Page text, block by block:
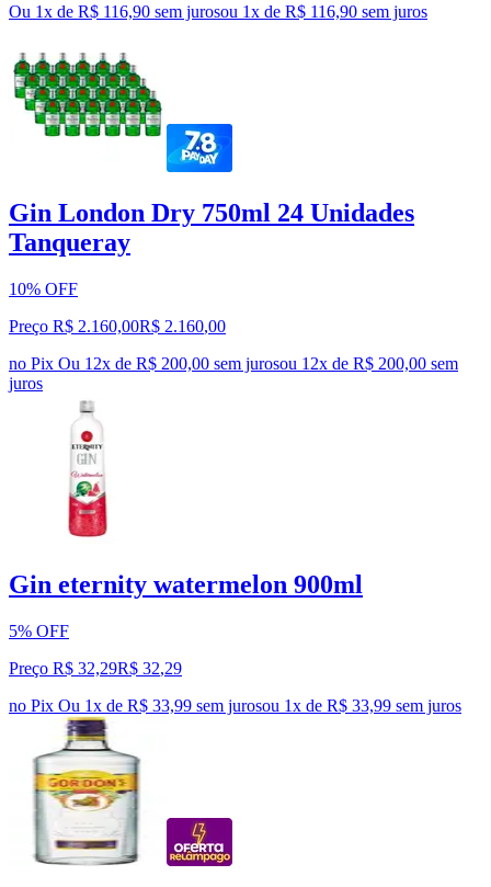
Ou 1x de R$ 116,90 sem jurosou 1x de R$ 116,90 sem juros
Gin London Dry 750ml 24 Unidades
Tanqueray
10% OFF
Preço R$ 2.160,00R$ 2.160,00
no Pix Ou 12x de R$ 200,00 sem jurosou 12x de R$ 200,00 sem
juros
Gin eternity watermelon 900ml
5% OFF
Preço R$ 32,29R$ 32,29
no Pix Ou 1x de R$ 33,99 sem jurosou 1x de R$ 33,99 sem juros